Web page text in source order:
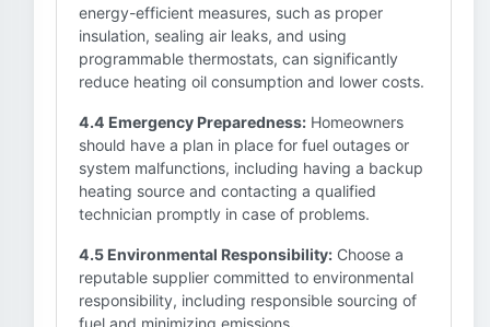
energy-efficient measures, such as proper
insulation, sealing air leaks, and using
programmable thermostats, can significantly
reduce heating oil consumption and lower costs.
4.4 Emergency Preparedness: Homeowners
should have a plan in place for fuel outages or
system malfunctions, including having a backup
heating source and contacting a qualified
technician promptly in case of problems.
4.5 Environmental Responsibility: Choose a
reputable supplier committed to environmental
responsibility, including responsible sourcing of
fuel and minimizing emissions.